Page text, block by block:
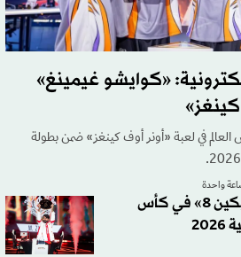
«كوايشو غيمينغ»
في لعبة «أونر أوف كينغز» ضمن بطولة
واحدة
«إم. زبير» يحصد لقب «تيكين 8» في كأس